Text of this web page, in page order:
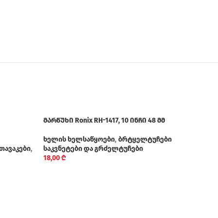
,
მარწუხი Ronix RH-1417, 10 ინჩი 48 მმ
ხელის ხელსაწყოები, ბრტყელტუჩები
საკვნეტები და გრძელტუჩები
18,00₾